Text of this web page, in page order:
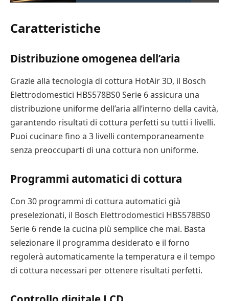
Caratteristiche
Distribuzione omogenea dell’aria
Grazie alla tecnologia di cottura HotAir 3D, il Bosch
Elettrodomestici HBS578BS0 Serie 6 assicura una
distribuzione uniforme dell’aria all’interno della cavità,
garantendo risultati di cottura perfetti su tutti i livelli.
Puoi cucinare fino a 3 livelli contemporaneamente
senza preoccuparti di una cottura non uniforme.
Programmi automatici di cottura
Con 30 programmi di cottura automatici già
preselezionati, il Bosch Elettrodomestici HBS578BS0
Serie 6 rende la cucina più semplice che mai. Basta
selezionare il programma desiderato e il forno
regolerà automaticamente la temperatura e il tempo
di cottura necessari per ottenere risultati perfetti.